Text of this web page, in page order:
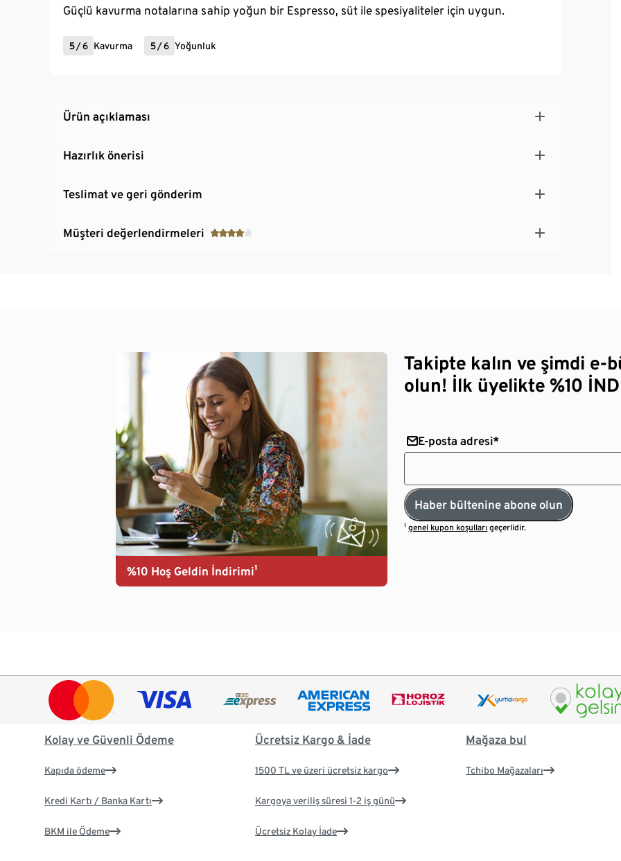
Güçlü kavurma notalarına sahip yoğun bir Espresso, süt ile spesiyaliteler için uygun.
5 /6 Kavurma 5 /6 Yoğunluk
Ürün açıklaması
Hazırlık önerisi
Teslimat ve geri gönderim
Müşteri değerlendirmeleri
%10 Hoş Geldin İndirimi¹
Takipte kalın ve şimdi e-
olun! İlk üyelikte %10
E-posta adresi*
Haber bültenine abone olun
¹genel kupon koşulları geçerlidir.
Kolay ve Güvenli Ödeme
Kapıda ödeme
Kredi Kartı / Banka Kartı
BKM ile Ödeme
Ücretsiz Kargo & İade
1500 TL ve üzeri ücretsiz kargo
Kargoya veriliş süresi 1-2 iş günü
Ücretsiz Kolay İade
Mağaza bul
Tchibo Mağazaları